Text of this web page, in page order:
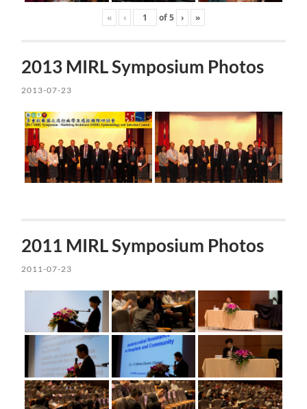
« ‹ of5 › »
2013 MIRL Symposium Photos
2013-07-23
2011 MIRL Symposium Photos
2011-07-23